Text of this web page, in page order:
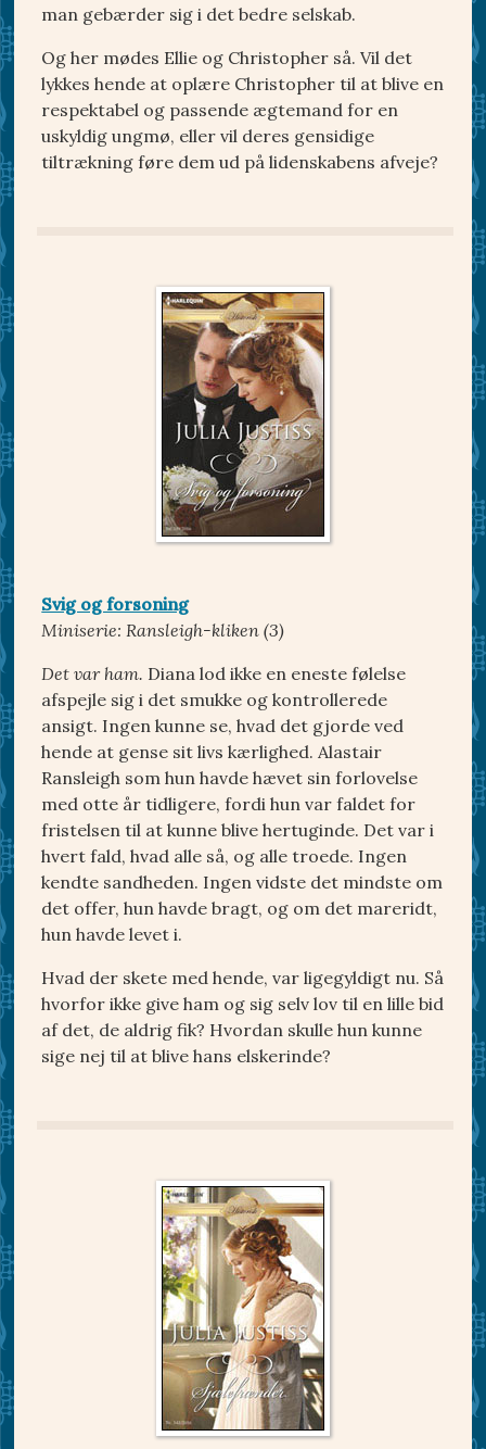
man gebærder sig i det bedre selskab.
Og her mødes Ellie og Christopher så. Vil det
lykkes hende at oplære Christopher til at blive en
respektabel og passende ægtemand for en
uskyldig ungmø, eller vil deres gensidige
tiltrækning føre dem ud på lidenskabens afveje?
Svig og forsoning
Miniserie: Ransleigh-kliken (3)
Det var ham. Diana lod ikke en eneste følelse
afspejle sig i det smukke og kontrollerede
ansigt. Ingen kunne se, hvad det gjorde ved
hende at gense sit livs kærlighed. Alastair
Ransleigh som hun havde hævet sin forlovelse
med otte år tidligere, fordi hun var faldet for
fristelsen til at kunne blive hertuginde. Det var i
hvert fald, hvad alle så, og alle troede. Ingen
kendte sandheden. Ingen vidste det mindste om
det offer, hun havde bragt, og om det mareridt,
hun havde levet i.
Hvad der skete med hende, var ligegyldigt nu. Så
hvorfor ikke give ham og sig selv lov til en lille bid
af det, de aldrig fik? Hvordan skulle hun kunne
sige nej til at blive hans elskerinde?